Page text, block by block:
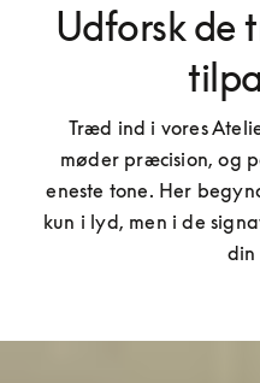
Udforsk de
Træd ind i vores
møder præcision, og
eneste tone. Her
kun i lyd, men i de
din